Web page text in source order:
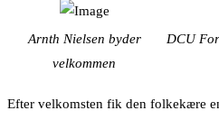
Arnth Nielsen byder
velkommen
DCU
Efter velkomsten fik den folkekære